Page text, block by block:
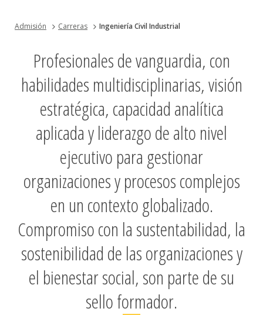
Admisión Carreras Ingeniería Civil Industrial
Profesionales de vanguardia, con
habilidades multidisciplinarias, visión
estratégica, capacidad analítica
aplicada y liderazgo de alto nivel
ejecutivo para gestionar
organizaciones y procesos complejos
en un contexto globalizado.
Compromiso con la sustentabilidad, la
sostenibilidad de las organizaciones y
el bienestar social, son parte de su
sello formador.